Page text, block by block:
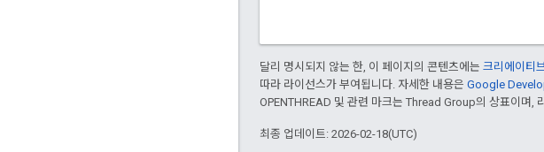
달리 명시되지 않는 한, 이 페이지의 콘텐츠에는 크리에이티
따라 라이선스가 부여됩니다. 자세한 내용은 Google
OPENTHREAD 및 관련 마크는 Thread Group의 상표이며,
최종 업데이트: 2026-02-18(UTC)